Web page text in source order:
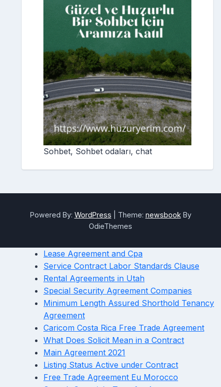
Sohbet, Sohbet odaları, chat
Powered By: WordPress Theme: newsbook By
OdieThemes
Lease Agreement and Cpa
Service Contract Labor Standards Clause
Rental Agreements in Utah
Special Security Agreement Companies
Minimum Length Assured Shorthold Tenancy
Agreement
Caricom Costa Rica Free Trade Agreement
What Does Solicit Mean in a Contract
Main Agreement 2021
Listing Status Active under Contract
Free Trade Agreement Eu Morocco